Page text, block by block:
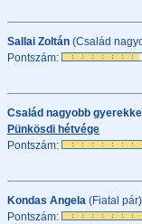
Sallai Zoltán (Család
Pontszám:
Család nagyobb
Pünkösdi hétvége
Pontszám:
Kondas Angela (Fiatal
Pontszám: